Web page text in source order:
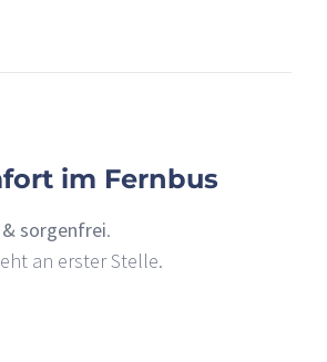
im Fernbus
sorgenfrei.
an erster Stelle.